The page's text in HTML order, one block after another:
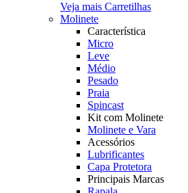
Veja mais Carretilhas
Molinete
Característica
Micro
Leve
Médio
Pesado
Praia
Spincast
Kit com Molinete
Molinete e Vara
Acessórios
Lubrificantes
Capa Protetora
Principais Marcas